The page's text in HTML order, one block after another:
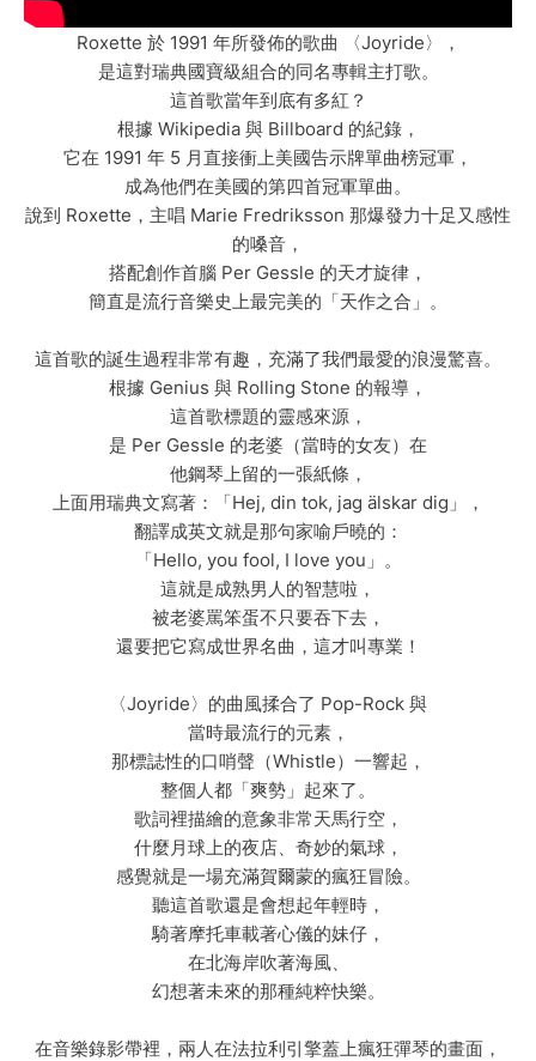
Roxette 於 1991 年所發佈的歌曲 〈Joyride〉，
是這對瑞典國寶級組合的同名專輯主打歌。
這首歌當年到底有多紅？
根據 Wikipedia 與 Billboard 的紀錄，
它在 1991 年 5 月直接衝上美國告示牌單曲榜冠軍，
成為他們在美國的第四首冠軍單曲。
說到 Roxette，主唱 Marie Fredriksson 那爆發力十足又感性
的嗓音，
搭配創作首腦 Per Gessle 的天才旋律，
簡直是流行音樂史上最完美的「天作之合」。
這首歌的誕生過程非常有趣，充滿了我們最愛的浪漫驚喜。
根據 Genius 與 Rolling Stone 的報導，
這首歌標題的靈感來源，
是 Per Gessle 的老婆（當時的女友）在
他鋼琴上留的一張紙條，
上面用瑞典文寫著：「Hej, din tok, jag älskar dig」，
翻譯成英文就是那句家喻戶曉的：
「Hello, you fool, I love you」。
這就是成熟男人的智慧啦，
被老婆罵笨蛋不只要吞下去，
還要把它寫成世界名曲，這才叫專業！
〈Joyride〉的曲風揉合了 Pop-Rock 與
當時最流行的元素，
那標誌性的口哨聲（Whistle）一響起，
整個人都「爽勢」起來了。
歌詞裡描繪的意象非常天馬行空，
什麼月球上的夜店、奇妙的氣球，
感覺就是一場充滿賀爾蒙的瘋狂冒險。
聽這首歌還是會想起年輕時，
騎著摩托車載著心儀的妹仔，
在北海岸吹著海風、
幻想著未來的那種純粹快樂。
在音樂錄影帶裡，兩人在法拉利引擎蓋上瘋狂彈琴的畫面，